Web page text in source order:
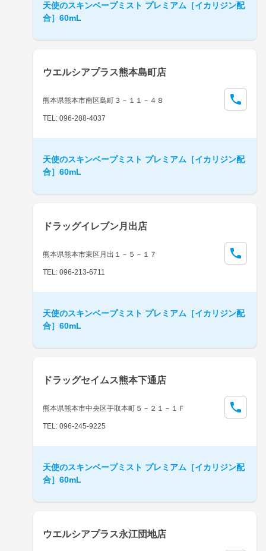
天使のスキンベープミスト プレミアム［イカリジン配
合］60mL
ウエルシアプラス熊本島町店
熊本県熊本市南区島町３－１１－４８
TEL: 096-288-4037
天使のスキンベープミスト プレミアム［イカリジン配
合］60mL
ドラッグイレブン月出店
熊本県熊本市東区月出１－５－１７
TEL: 096-213-6711
天使のスキンベープミスト プレミアム［イカリジン配
合］60mL
ドラッグセイムス熊本下通店
熊本県熊本市中央区手取本町５－２１－１Ｆ
TEL: 096-245-9225
天使のスキンベープミスト プレミアム［イカリジン配
合］60mL
ウエルシアプラス永江団地店